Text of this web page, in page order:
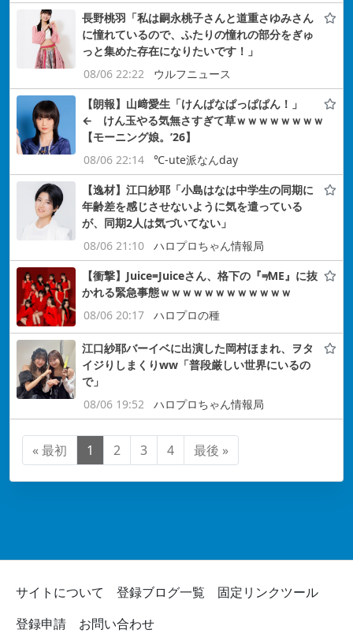
長野桃羽「私は嗣永桃子さんと道重さゆみさん
に憧れているので、ふたりの憧れの部分をぎゅ
っと集めた存在になりたいです！」
08/06 22:22
ウルフニュース
【朗報】山﨑愛生「けんぱなぱっぱぱん！」
← けん玉やる気無さすぎて草ｗｗｗｗｗｗｗｗ
【モーニング娘。’26】
08/06 22:14
℃-ute派なんday
【逸材】江口紗耶「小島はなは中学生の同期に
年齢差を感じさせないように気を遣っている
が、同期2人は気づいてない」
08/06 21:10
ハロプロちゃん情報局
【衝撃】Juice=Juiceさん、格下の『≠ME』に抜
かれる緊急事態ｗｗｗｗｗｗｗｗｗｗｗｗ
08/06 20:17
ハロプロの種
江口紗耶バーイベに出演した岡村ほまれ、ヲタ
イジりしまくりww「普段厳しい世界にいるの
で」
08/06 19:52
ハロプロちゃん情報局
« 最初 1 2 3 4 最後 »
サイトについて 登録ブログ一覧
固定リンクツール
登録申請
お問い合わせ